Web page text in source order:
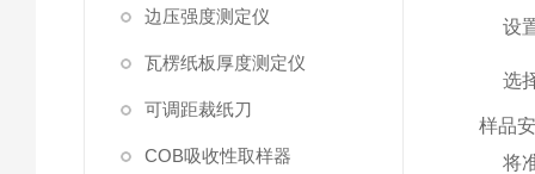
边压强度测定仪
瓦楞纸板厚度测定仪
可调距裁纸刀
COB吸收性取样器
设
选
样品
将